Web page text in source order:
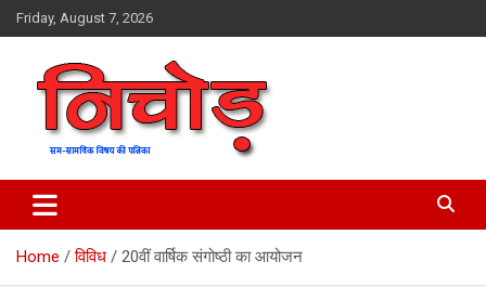
Skip
to
Friday, August 7, 2026
Nichod
Home विविध 20वीं वार्षिक संगोष्ठी का आयोजन